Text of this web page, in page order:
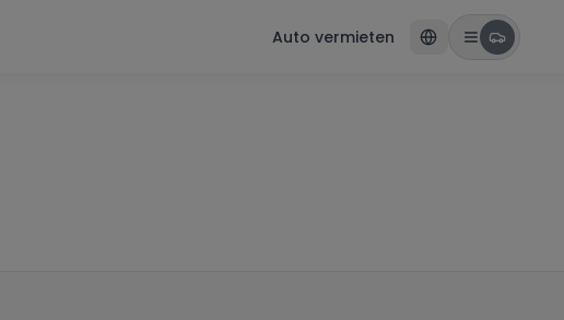
Auto vermieten